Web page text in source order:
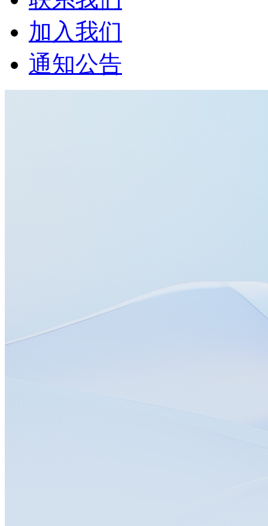
加入我们
通知公告